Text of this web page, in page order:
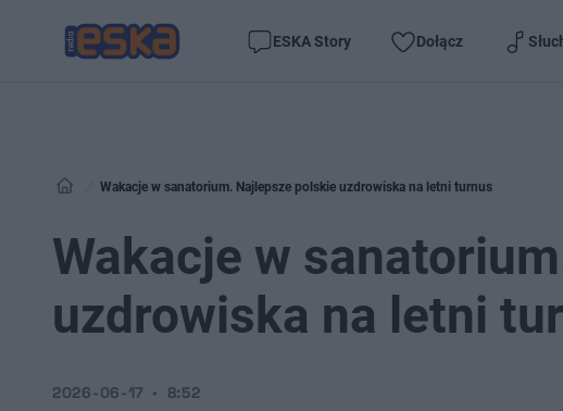
ESKA Story Dołącz
Wakacje w sanatorium. Najlepsze polskie uzdrowiska na letni turnus
Wakacje w
uzdrowiska na letni
2026-06-17 8:52